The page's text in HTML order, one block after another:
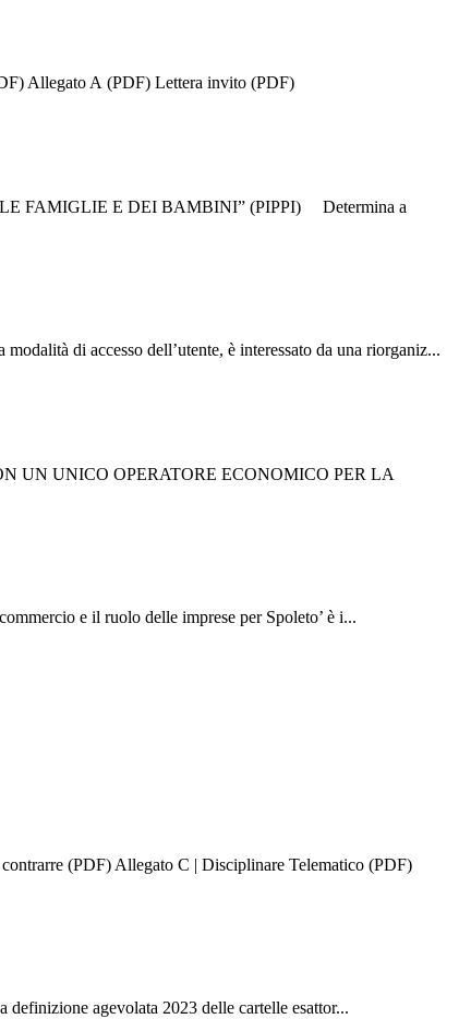
Allegato A (PDF) Lettera invito (PDF)
FAMIGLIE E DEI BAMBINI” (PIPPI) Determina a
di accesso dell’utente, è interessato da una riorganiz...
UN UNICO OPERATORE ECONOMICO PER LA
e il ruolo delle imprese per Spoleto’ è i...
(PDF) Allegato C | Disciplinare Telematico (PDF)
agevolata 2023 delle cartelle esattor...